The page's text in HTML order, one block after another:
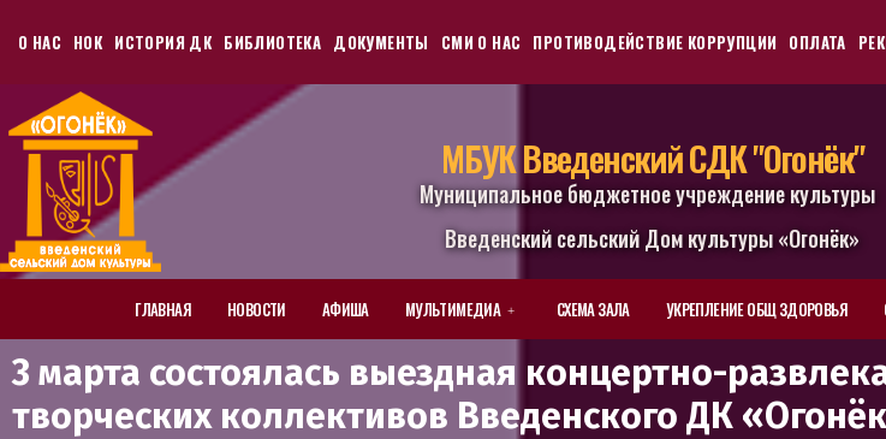
О НАС НОК ИСТОРИЯ ДК БИБЛИОТЕКА ДОКУМЕНТЫ СМИ О НАС ПРОТИВОДЕЙСТВИЕ КОРРУПЦИИ ОПЛАТА
МБУК Введенский СДК "Огонёк"
Муниципальное бюджетное учреждение культуры
Введенский сельский Дом культуры «Огонёк»
ГЛАВНАЯ НОВОСТИ АФИША МУЛЬТИМЕДИА СХЕМА ЗАЛА УКРЕПЛЕНИЕ ОБЩ ЗДОРОВЬЯ
3 марта состоялась выездная концертно-
творческих коллективов Введенского ДК